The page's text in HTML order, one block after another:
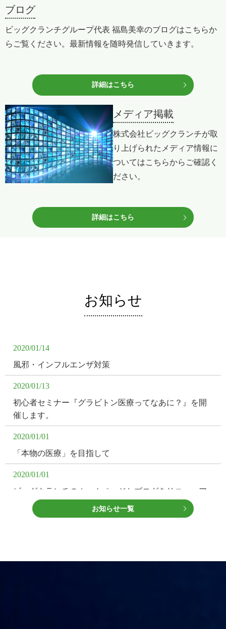
ブログ
ビッグクランチグループ代表 福島美幸のブログはこちらか
らご覧ください。最新情報を随時発信していきます。
詳細はこちら
メディア掲載
株式会社ビッグクランチが取
り上げられたメディア情報に
ついてはこちらからご確認く
ださい。
詳細はこちら
お知らせ
2020/01/14
風邪・インフルエンザ対策
2020/01/13
初心者セミナー『グラビトン医療ってなあに？』を開
催します。
2020/01/01
「本物の医療」を目指して
2020/01/01
ビッグクランチのホームページとブログをリニューア
ルオープンしました。
お知らせ一覧